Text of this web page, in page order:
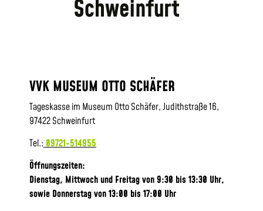
VVK MUSEUM OTTO SCHÄFER
Tageskasse im Museum Otto Schäfer, Judithstraße 16,
97422 Schweinfurt
Tel.: 09721-514955
Öffnungszeiten:
Dienstag, Mittwoch und Freitag von 9:30 bis 13:30 Uhr,
sowie Donnerstag von 13:00 bis 17:00 Uhr